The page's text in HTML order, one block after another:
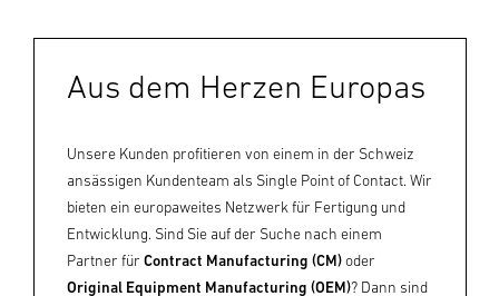
Aus dem Herzen Europas
Unsere Kunden profitieren von einem in der Schweiz
ansässigen Kundenteam als Single Point of Contact. Wir
bieten ein europaweites Netzwerk für Fertigung und
Entwicklung. Sind Sie auf der Suche nach einem
Partner für Contract Manufacturing (CM)oder
Original Equipment Manufacturing (OEM)? Dann sind